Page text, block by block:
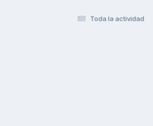
Toda la actividad